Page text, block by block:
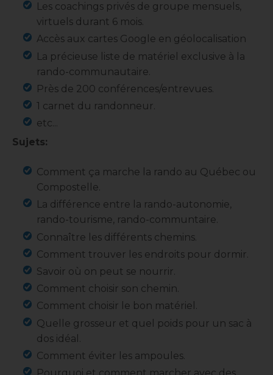
Les coachings privés de groupe mensuels,
virtuels durant 6 mois.
Accès aux cartes Google en géolocalisation
La précieuse liste de matériel exclusive à la
rando-communautaire.
Près de 200 conférences/entrevues.
1 carnet du randonneur.
etc...
Sujets:
Comment ça marche la rando au Québec ou
Compostelle.
La différence entre la rando-autonomie,
rando-tourisme, rando-communtaire.
Connaître les différents chemins.
Comment trouver les endroits pour dormir.
Savoir où on peut se nourrir.
Comment choisir son chemin.
Comment choisir le bon matériel.
Quelle grosseur et quel poids pour un sac à
dos idéal.
Comment éviter les ampoules.